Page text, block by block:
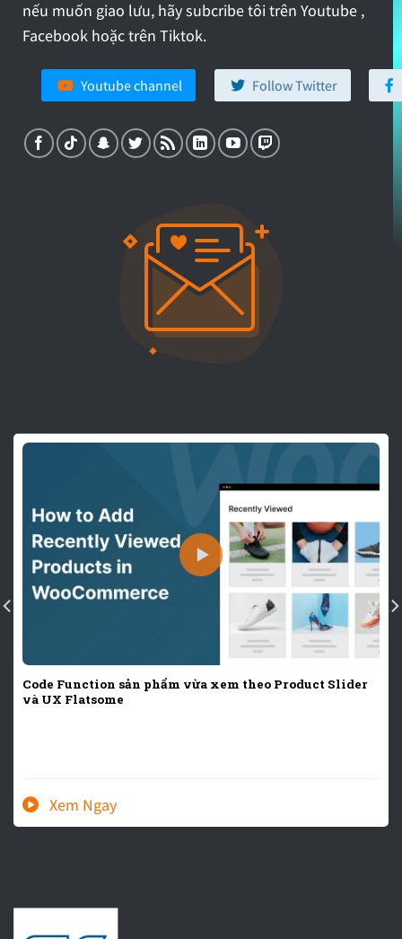
nếu muốn giao lưu, hãy subcribe tôi trên Youtube ,
Facebook hoặc trên Tiktok.
Youtube channel Follow Twitter
Code Function sản phẩm vừa xem theo Product Slider
và UX Flatsome